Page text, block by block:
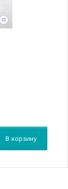
В корзину